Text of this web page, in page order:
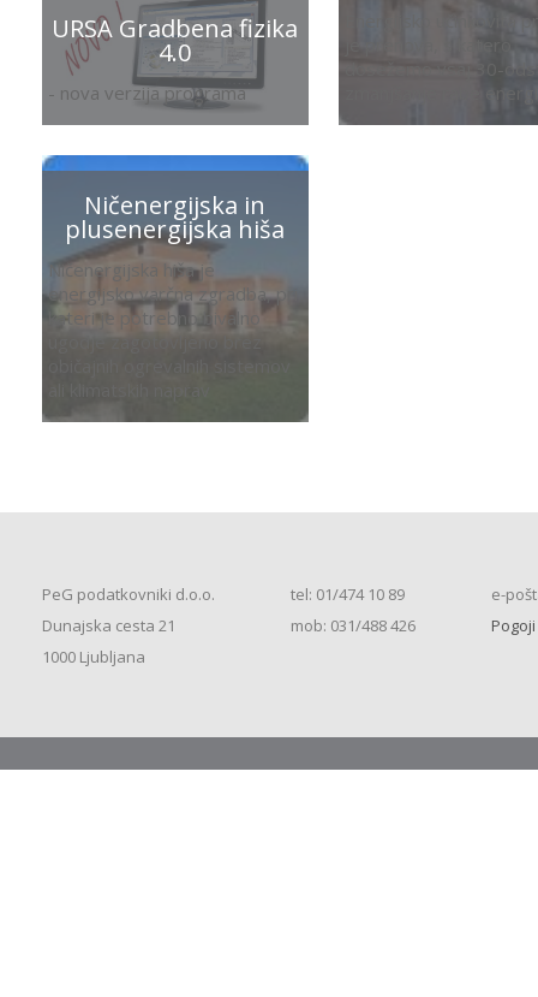
URSA Gradbena fizika
4.0
- nova verzija programa
Energijsko učinkovita
dosežemo vsaj 30-
Ničenergijska in
plusenergijska hiša
Ničenergijska hiša je
energijsko varčna zgradba, pri
kateri je potrebno bivalno
ugodje zagotovljeno brez
PeG podatkovniki d.o.o.
Dunajska cesta 21
1000 Ljubljana
tel: 01/474 10 89
mob: 031/488 426
e-